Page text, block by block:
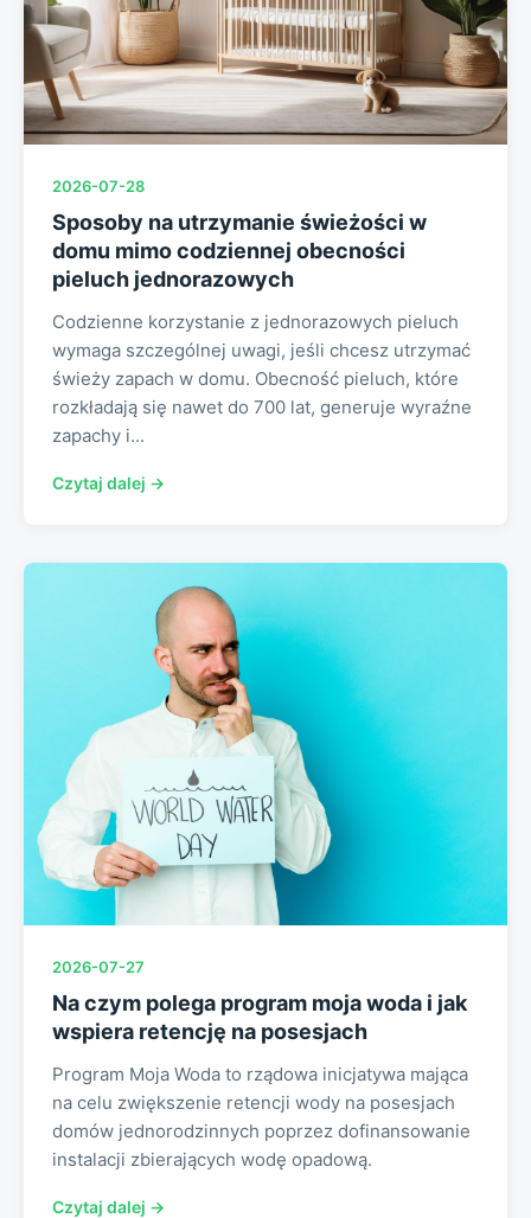
2026-07-28
Sposoby na utrzymanie świeżości w
domu mimo codziennej obecności
pieluch jednorazowych
Codzienne korzystanie z jednorazowych pieluch
wymaga szczególnej uwagi, jeśli chcesz utrzymać
świeży zapach w domu. Obecność pieluch, które
rozkładają się nawet do 700 lat, generuje wyraźne
zapachy i...
Czytaj dalej →
2026-07-27
Na czym polega program moja woda i jak
wspiera retencję na posesjach
Program Moja Woda to rządowa inicjatywa mająca
na celu zwiększenie retencji wody na posesjach
domów jednorodzinnych poprzez dofinansowanie
instalacji zbierających wodę opadową.
Czytaj dalej →